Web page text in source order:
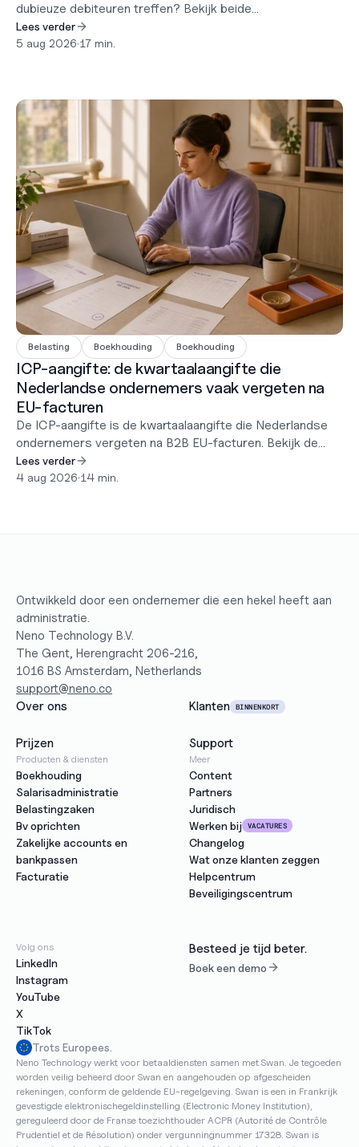
dubieuze debiteuren treffen? Bekijk beide
berekeningsmethoden, de bewijsvoorschriften en de
timingregel die de meeste mensen verkeerd begrijpen.
Lees verder
5 aug 2026•17 min.
Belasting Boekhouding Boekhouding
ICP-aangifte: de kwartaalaangifte die
Nederlandse ondernemers vaak vergeten na
EU-facturen
De ICP-aangifte is de kwartaalaangifte die Nederlandse
ondernemers vergeten na B2B EU-facturen. Bekijk de
triggers, deadlines en hoe u een fout herstelt.
Lees verder
4 aug 2026•14 min.
Ontwikkeld door een ondernemer die een hekel heeft aan
administratie.
Neno Technology B.V.
The Gent, Herengracht 206-216,
1016 BS Amsterdam, Netherlands
support@neno.co
Over ons
Klanten BINNENKORT
Prijzen Support
Producten & diensten
Boekhouding
Salarisadministratie
Belastingzaken
Bv oprichten
Zakelijke accounts en
bankpassen
Facturatie
Meer
Content
Partners
Juridisch
Werken bij
VACATURES
Changelog
Wat onze klanten zeggen
Helpcentrum
Beveiligingscentrum
Volg ons
LinkedIn
Instagram
YouTube
X
TikTok
Besteed je tijd beter.
Boek een demo
Trots Europees.
Neno Technology werkt voor betaaldiensten samen met Swan. Je tegoeden
worden veilig beheerd door Swan en aangehouden op afgescheiden
rekeningen, conform de geldende EU-regelgeving. Swan is een in Frankrijk
gevestigde elektronischegeldinstelling (Electronic Money Institution),
gereguleerd door de Franse toezichthouder ACPR (Autorité de Contrôle
Prudentiel et de Résolution) onder vergunningnummer 17328. Swan is